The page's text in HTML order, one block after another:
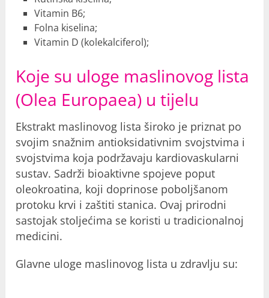
Vitamin B6;
Folna kiselina;
Vitamin D (kolekalciferol);
Koje su uloge maslinovog lista
(Olea Europaea) u tijelu
Ekstrakt maslinovog lista široko je priznat po
svojim snažnim antioksidativnim svojstvima i
svojstvima koja podržavaju kardiovaskularni
sustav. Sadrži bioaktivne spojeve poput
oleokroatina, koji doprinose poboljšanom
protoku krvi i zaštiti stanica. Ovaj prirodni
sastojak stoljećima se koristi u tradicionalnoj
medicini.
Glavne uloge maslinovog lista u zdravlju su: